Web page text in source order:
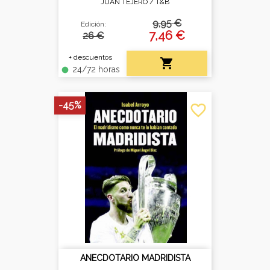
JUAN TEJERO / T&B
Edición:
26 €
+ descuentos
fiber_manual_record 24/72 horas
9,95 €
7,46 €

ANECDOTARIO MADRIDISTA
favorite_border
-45%